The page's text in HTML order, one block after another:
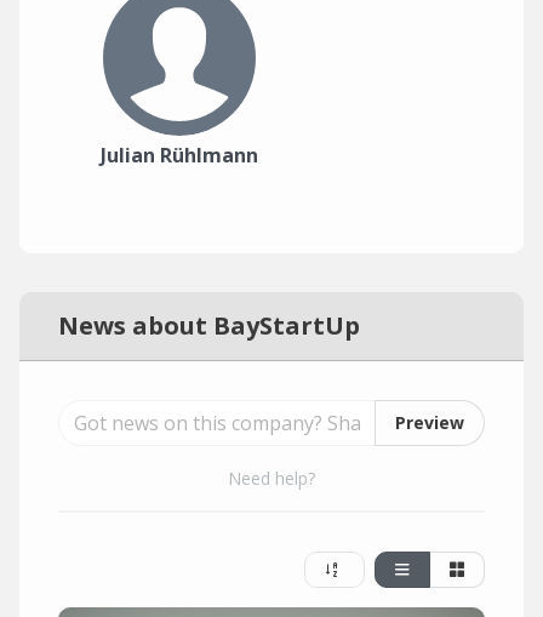
Julian Rühlmann
News about BayStartUp
Preview
Need help?